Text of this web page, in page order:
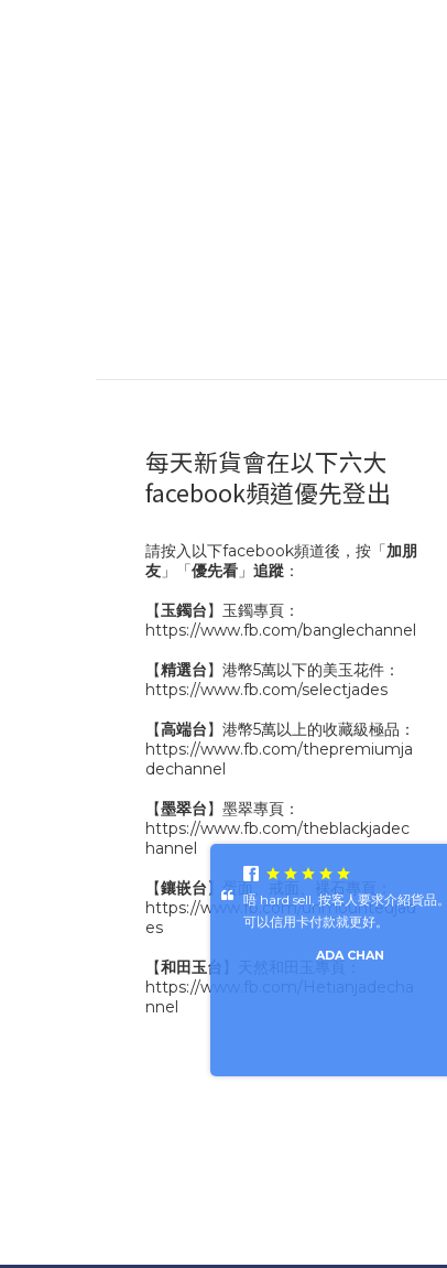
每天新貨會在以下六大
facebook頻道優先登出
請按入以下facebook頻道後，按「加朋
友 」「優先看 」 追蹤 ：
【玉鐲台】玉鐲專頁：
https://www.fb.com/banglechannel
【精選台】港幣5萬以下的美玉花件：
https://www.fb.com/selectjades
【高端台】港幣5萬以上的收藏級極品：
https://www.fb.com/thepremiumja
dechannel
【墨翠台】墨翠專頁：
https://www.fb.com/theblackjadec
hannel
【鑲嵌台】蛋面、戒面、裸石專頁：
https://www.fb.com/unmountedjad
es
【和田玉台
https://www.fb.com/Hetianjadecha
nnel
唔 hard sell, 按客人要求介紹貨品
可以信用卡付款就更好。
ADA CHAN